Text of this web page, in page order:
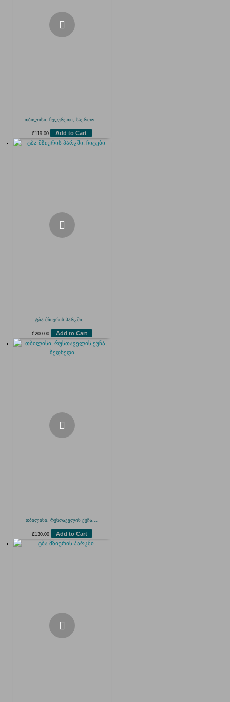
თბილისი, ჩუღურეთი, საერთო...
₾ 119.00 Add to Cart
ტბა მზიურის პარკში,...
₾200.00 Add to Cart
თბილისი, რუსთაველის ქუჩა,...
₾ 130.00 Add to Cart